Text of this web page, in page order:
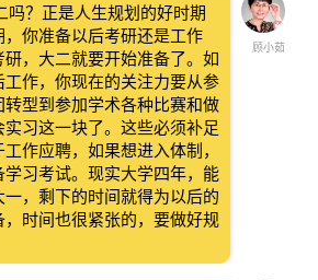
顾小茹
吗？正是人生规划的好时期
，你准备以后考研还是工作
研，大二就要开始准备了。如
工作，你现在的关注力要从参
转型到参加学术各种比赛和做
习这一块了。这些必须补足
作应聘，如果想进入体制，
学习考试。现实大学四年，能
，剩下的时间就得为以后的
，时间也很紧张的，要做好规